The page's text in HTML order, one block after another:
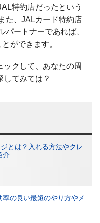
特約店だったという
た、JALカード特約店
パートナーであれば、
ができます。
クして、あなたの周
してみては？
とは？入れる方法やクレ
介
率の良い最短のやり方やメ